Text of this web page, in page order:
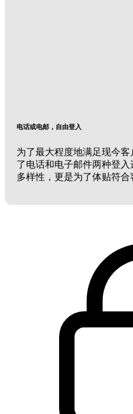
电话或电邮，自由登入
为了最大程度地满足现今
了电话和电子邮件两种登
多样性，更是为了体贴符合